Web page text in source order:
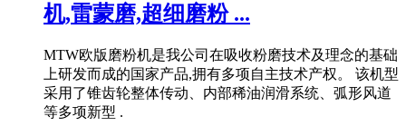
机,雷蒙磨,超细磨粉 ...
MTW欧版磨粉机是我公司在吸收粉磨技术及理念的基础
上研发而成的国家产品,拥有多项自主技术产权。 该机型
采用了锥齿轮整体传动、内部稀油润滑系统、弧形风道
等多项新型 .